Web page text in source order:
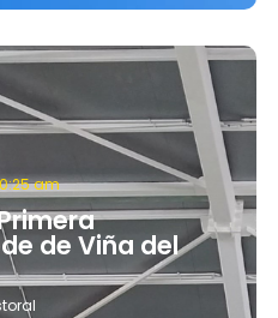
am
de Viña del